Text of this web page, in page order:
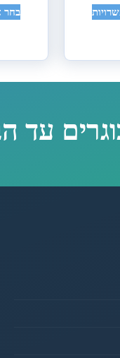
בחר
עד